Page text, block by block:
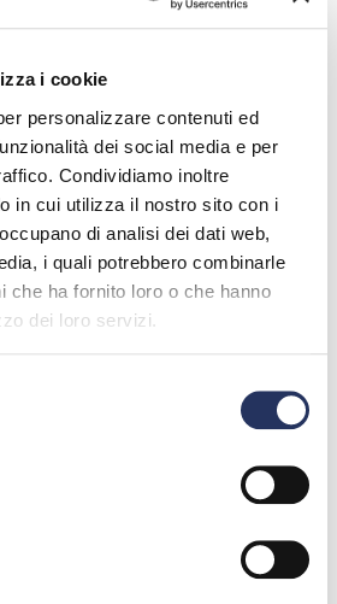
i cookie
personalizzare contenuti ed
dei social media e per
Condividiamo inoltre
in cui utilizza il nostro sito con i
di analisi dei dati web,
i quali potrebbero combinarle
che ha fornito loro o che hanno
dei loro servizi.
umana al centro del
AIA 2026
Leggi tutto